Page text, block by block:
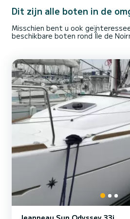
Dit zijn alle boten in de
Misschien bent u ook
beschikbare boten rond Île de